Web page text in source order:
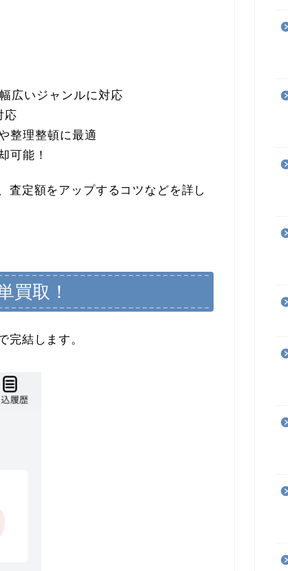
広いジャンルに対応
応
整理整頓に最適
可能！
査定額をアップするコツなどを詳し
買取！
完結します。